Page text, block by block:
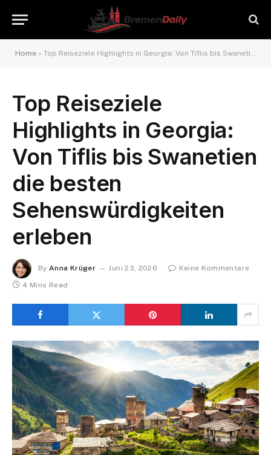
Home » Top Reiseziele Highlights in Georgia: Von Tiflis bis Swanetien die besten Sehenswürdigkeiten erleben
Top Reiseziele
Highlights in Georgia:
Von Tiflis bis Swanetien
die besten
Sehenswürdigkeiten
erleben
By Anna Krüger Juni 23, 2026
Keine Kommentare
4 Mins Read